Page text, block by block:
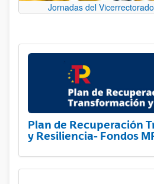
Jornadas del
Plan de Recuperación
y Resiliencia- Fondos